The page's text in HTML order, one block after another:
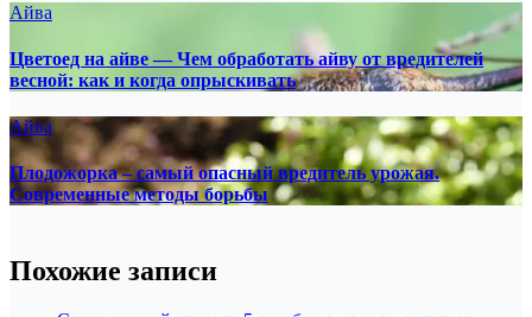
Айва
Цветоед на айве — Чем обработать айву от вредителей
весной: как и когда опрыскивать
Айва
Плодожорка – самый опасный вредитель урожая.
Современные методы борьбы
Похожие записи